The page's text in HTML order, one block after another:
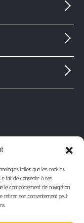
telles que les cookies
fait de consentir à ces
le comportement de navigation
retirer son consentement peut